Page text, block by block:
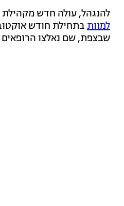
להנגהל, עולה חדש
למוות בתחילת חודש
שבצפת, שם נאלצו